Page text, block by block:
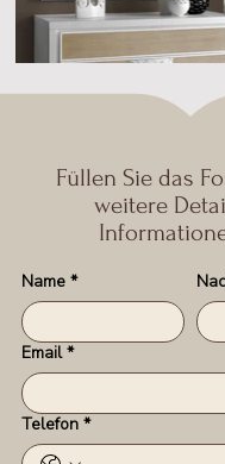
Füllen Sie das
weitere
Name *
Email *
Telefon *